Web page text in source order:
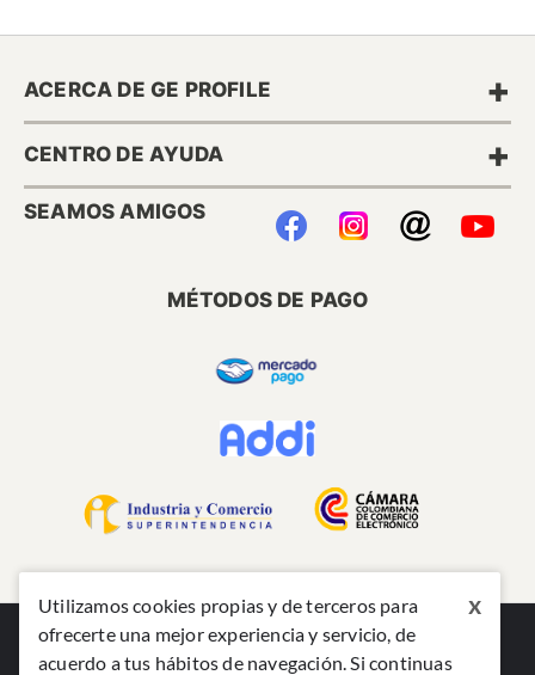
x
Utilizamos cookies propias y de terceros para
ofrecerte una mejor experiencia y servicio, de
acuerdo a tus hábitos de navegación. Si continuas
ACERCA DE GE PROFILE +
CENTRO DE AYUDA +
SEAMOS AMIGOS
MÉTODOS DE PAGO